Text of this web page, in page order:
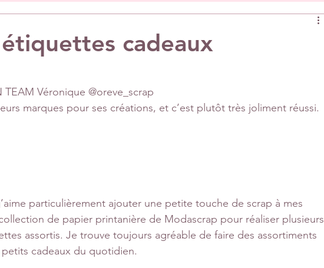
cadeaux
TEAM Véronique @oreve_scrap
marques pour ses créations, et c’est plutôt très joliment réussi.
particulièrement ajouter une petite touche de scrap à mes
de papier printanière de Modascrap pour réaliser plusieurs
assortis. Je trouve toujours agréable de faire des assortiments
cadeaux du quotidien.